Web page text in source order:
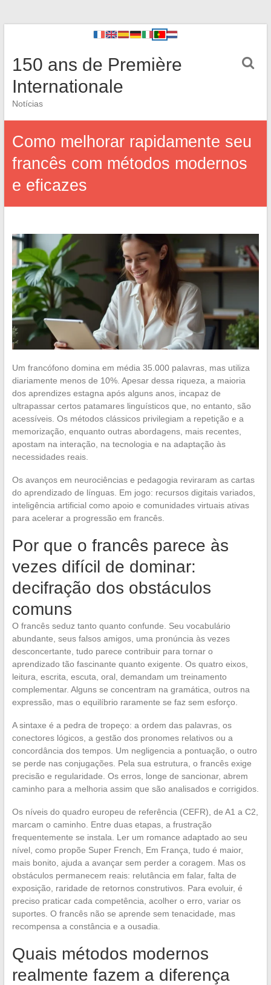
150 ans de Première
Internationale
Notícias
Como melhorar rapidamente seu
francês com métodos modernos
e eficazes
Um francófono domina em média 35.000 palavras, mas utiliza
diariamente menos de 10%. Apesar dessa riqueza, a maioria
dos aprendizes estagna após alguns anos, incapaz de
ultrapassar certos patamares linguísticos que, no entanto, são
acessíveis. Os métodos clássicos privilegiam a repetição e a
memorização, enquanto outras abordagens, mais recentes,
apostam na interação, na tecnologia e na adaptação às
necessidades reais.
Os avanços em neurociências e pedagogia reviraram as cartas
do aprendizado de línguas. Em jogo: recursos digitais variados,
inteligência artificial como apoio e comunidades virtuais ativas
para acelerar a progressão em francês.
Por que o francês parece às
vezes difícil de dominar:
decifração dos obstáculos
comuns
O francês seduz tanto quanto confunde. Seu vocabulário
abundante, seus falsos amigos, uma pronúncia às vezes
desconcertante, tudo parece contribuir para tornar o
aprendizado tão fascinante quanto exigente. Os quatro eixos,
leitura, escrita, escuta, oral, demandam um treinamento
complementar. Alguns se concentram na gramática, outros na
expressão, mas o equilíbrio raramente se faz sem esforço.
A sintaxe é a pedra de tropeço: a ordem das palavras, os
conectores lógicos, a gestão dos pronomes relativos ou a
concordância dos tempos. Um negligencia a pontuação, o outro
se perde nas conjugações. Pela sua estrutura, o francês exige
precisão e regularidade. Os erros, longe de sancionar, abrem
caminho para a melhoria assim que são analisados e corrigidos.
Os níveis do quadro europeu de referência (CEFR), de A1 a C2,
marcam o caminho. Entre duas etapas, a frustração
frequentemente se instala. Ler um romance adaptado ao seu
nível, como propõe Super French, Em França, tudo é maior,
mais bonito, ajuda a avançar sem perder a coragem. Mas os
obstáculos permanecem reais: relutância em falar, falta de
exposição, raridade de retornos construtivos. Para evoluir, é
preciso praticar cada competência, acolher o erro, variar os
suportes. O francês não se aprende sem tenacidade, mas
recompensa a constância e a ousadia.
Quais métodos modernos
realmente fazem a diferença